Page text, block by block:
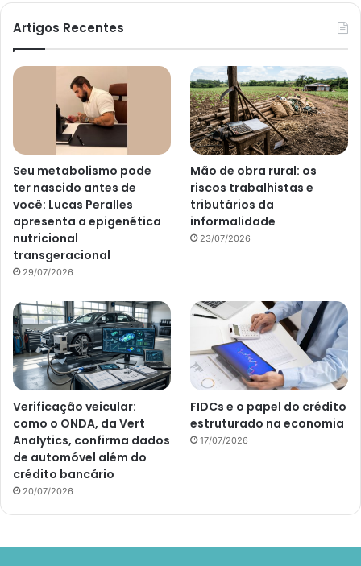
Artigos Recentes
Seu metabolismo pode
ter nascido antes de
você: Lucas Peralles
apresenta a epigenética
nutricional
transgeracional
29/07/2026
Mão de obra rural: os
riscos trabalhistas e
tributários da
informalidade
23/07/2026
Verificação veicular:
como o ONDA, da Vert
Analytics, confirma dados
de automóvel além do
crédito bancário
20/07/2026
FIDCs e o papel do crédito
estruturado na economia
17/07/2026